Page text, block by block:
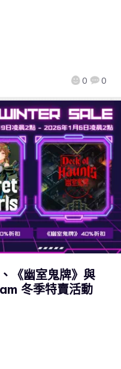
0 0
《幽室鬼牌》與
冬季特賣活動